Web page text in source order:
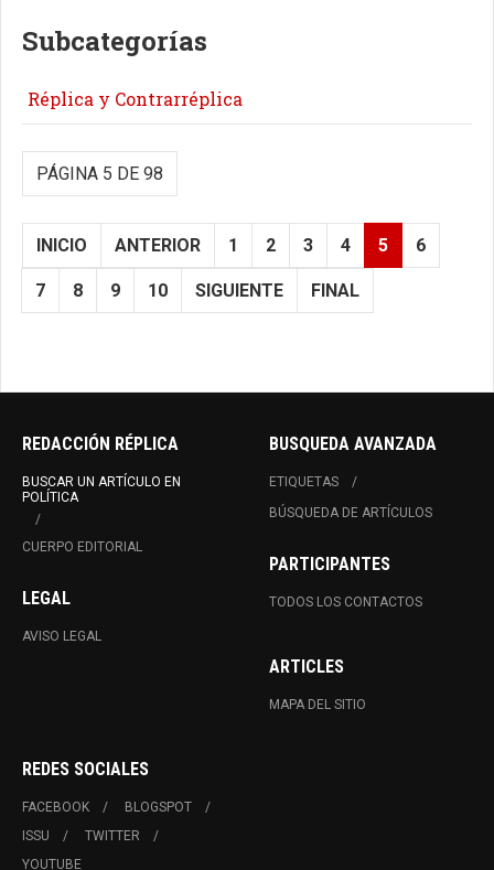
Subcategorías
Réplica y Contrarréplica
PÁGINA 5 DE 98
INICIO ANTERIOR 1 2 3 4 5 6
7 8 9 10 SIGUIENTE FINAL
REDACCIÓN RÉPLICA
BUSCAR UN ARTÍCULO EN
POLÍTICA
CUERPO EDITORIAL
LEGAL
AVISO LEGAL
BUSQUEDA AVANZADA
ETIQUETAS
BÚSQUEDA DE ARTÍCULOS
PARTICIPANTES
TODOS LOS CONTACTOS
ARTICLES
MAPA DEL SITIO
REDES SOCIALES
FACEBOOK
BLOGSPOT
ISSU
TWITTER
YOUTUBE